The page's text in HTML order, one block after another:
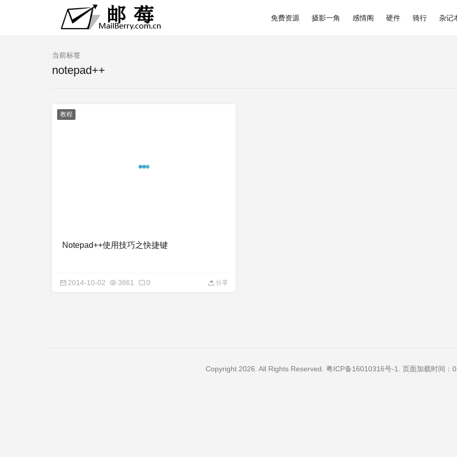
免费资源 摄影一角 感情阁 硬件 骑行 杂记
当前标签
notepad++
教程
Notepad++使用技巧之快捷键
2014-10-02 3861 0 分享
Copyright 2026. All Rights Reserved. 粤ICP备16010316号-1 . 页面加载时间：